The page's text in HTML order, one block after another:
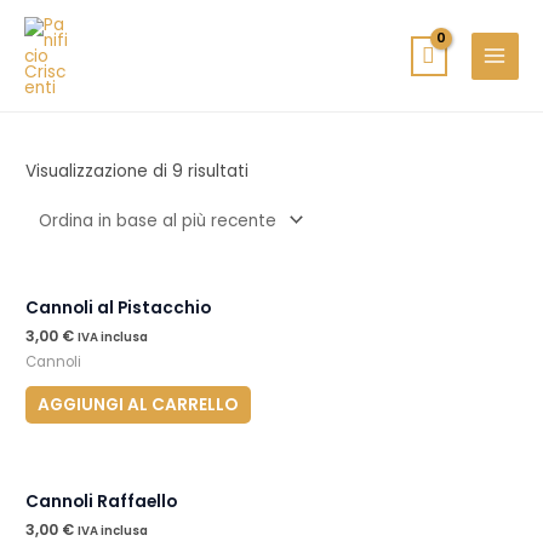
contenuto
MENU
Visualizzazione di 9 risultati
Cannoli al Pistacchio
3,00 € IVA inclusa
Cannoli
AGGIUNGI AL CARRELLO
Cannoli Raffaello
3,00 € IVA inclusa